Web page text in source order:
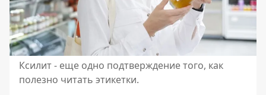
Ксилит - еще одно подтверждение того, как
полезно читать этикетки.